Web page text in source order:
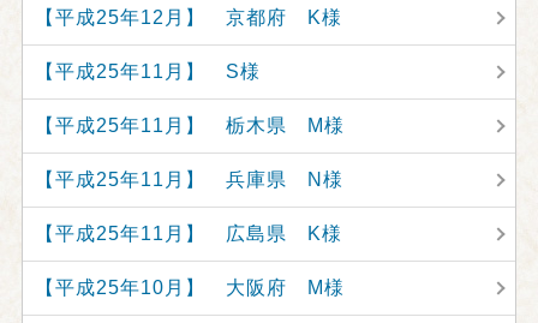
【平成25年12月】 京都府 K様
【平成25年11月】 S様
【平成25年11月】 栃木県 M様
【平成25年11月】 兵庫県 N様
【平成25年11月】 広島県 K様
【平成25年10月】 大阪府 M様